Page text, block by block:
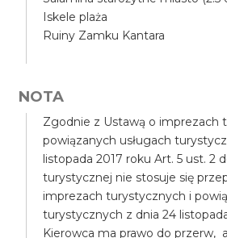
Iskele plaża
Ruiny Zamku Kantara
NOTA
Zgodnie z Ustawą o imprezach
powiązanych usługach
listopada 2017 roku Art. 5 ust. 2
turystycznej nie stosuje się
imprezach turystycznych i
turystycznych z dnia 24
Kierowca ma prawo do przerw,